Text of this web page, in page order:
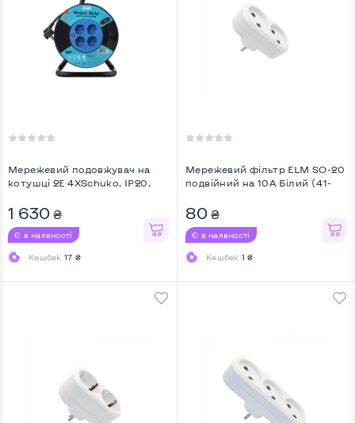
Мережевий подовжувач на
котушці 2E 4XSchuko, ІР20,
1 630 ₴
Є в наявності
Кешбек 17 ₴
Мережевий фільтр ELM SO-20
подвійний на 10A Білий (41-
80 ₴
Є в наявності
Кешбек 1 ₴